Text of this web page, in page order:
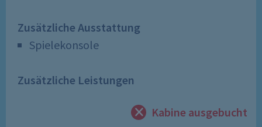
Zusätzliche Ausstattung
Spielekonsole
Zusätzliche Leistungen
Kabine ausgebucht